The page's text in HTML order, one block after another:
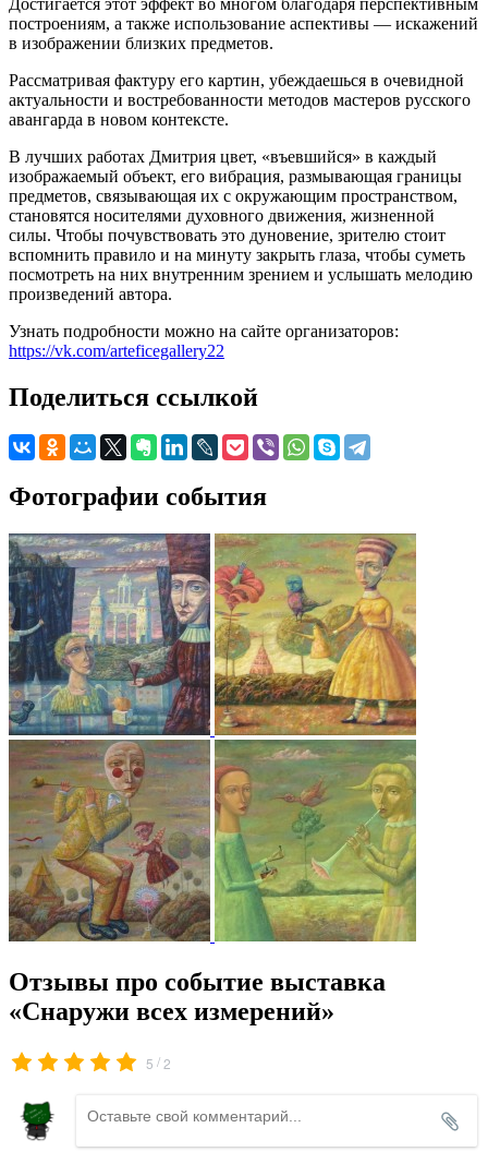
Достигается этот эффект во многом благодаря перспективным
построениям, а также использование аспективы — искажений
в изображении близких предметов.
Рассматривая фактуру его картин, убеждаешься в очевидной
актуальности и востребованности методов мастеров русского
авангарда в новом контексте.
В лучших работах Дмитрия цвет, «въевшийся» в каждый
изображаемый объект, его вибрация, размывающая границы
предметов, связывающая их с окружающим пространством,
становятся носителями духовного движения, жизненной
силы. Чтобы почувствовать это дуновение, зрителю стоит
вспомнить правило и на минуту закрыть глаза, чтобы суметь
посмотреть на них внутренним зрением и услышать мелодию
произведений автора.
Узнать подробности можно на сайте организаторов:
https://vk.com/arteficegallery22
Поделиться ссылкой
Фотографии события
Отзывы про событие выставка
«Снаружи всех измерений»
5 /2